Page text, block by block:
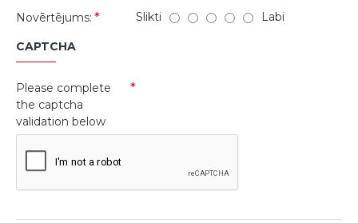
Novērtējums:
Slikti Labi
CAPTCHA
Please complete
the captcha
validation below